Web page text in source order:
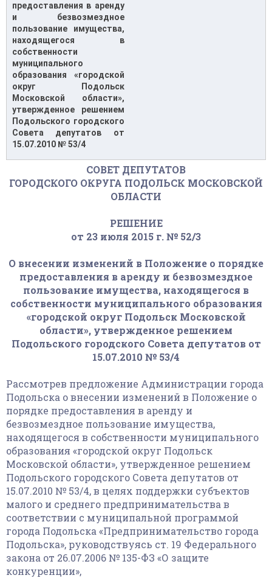
предоставления в аренду
и безвозмездное
пользование имущества,
находящегося в
собственности
муниципального
образования «городской
округ Подольск
Московской области»,
утвержденное решением
Подольского городского
Совета депутатов от
15.07.2010 № 53/4
СОВЕТ ДЕПУТАТОВ
ГОРОДСКОГО ОКРУГА ПОДОЛЬСК МОСКОВСКОЙ
ОБЛАСТИ
РЕШЕНИЕ
от 23 июля 2015 г. № 52/3
О внесении изменений в Положение о порядке
предоставления в аренду и безвозмездное
пользование имущества, находящегося в
собственности муниципального образования
«городской округ Подольск Московской
области», утвержденное решением
Подольского городского Совета депутатов от
15.07.2010 № 53/4
Рассмотрев предложение Администрации города
Подольска о внесении изменений в Положение о
порядке предоставления в аренду и
безвозмездное пользование имущества,
находящегося в собственности муниципального
образования «городской округ Подольск
Московской области», утвержденное решением
Подольского городского Совета депутатов от
15.07.2010 № 53/4, в целях поддержки субъектов
малого и среднего предпринимательства в
соответствии с муниципальной программой
города Подольска «Предпринимательство города
Подольска», руководствуясь ст. 19 Федерального
закона от 26.07.2006 № 135-ФЗ «О защите
конкуренции»,